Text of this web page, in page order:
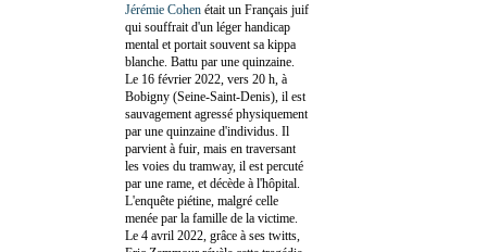
Jérémie Cohen était un Français juif
qui souffrait d'un léger handicap
mental et portait souvent sa kippa
blanche. Battu par une quinzaine.
Le 16 février 2022, vers 20 h, à
Bobigny (Seine-Saint-Denis), il est
sauvagement agressé physiquement
par une quinzaine d'individus. Il
parvient à fuir, mais en traversant
les voies du tramway, il est percuté
par une rame, et décède à l'hôpital.
L'enquête piétine, malgré celle
menée par la famille de la victime.
Le 4 avril 2022, grâce à ses twitts,